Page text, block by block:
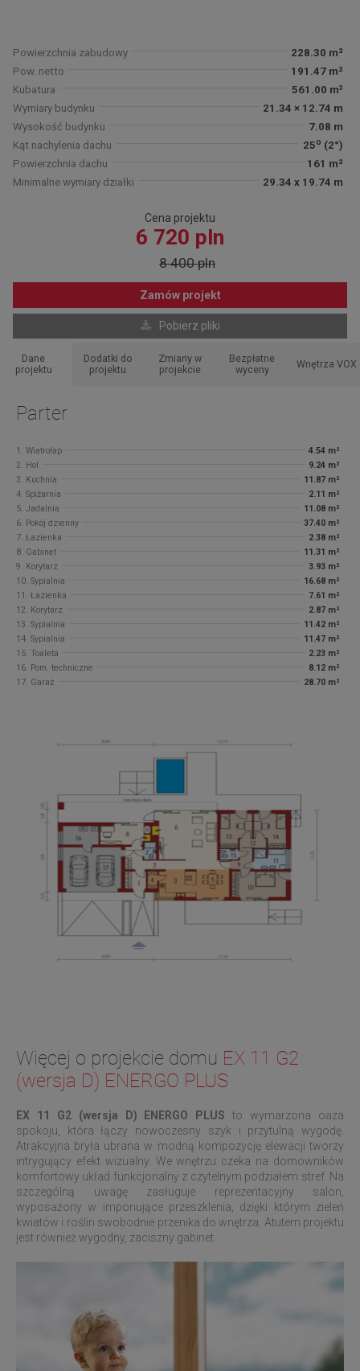
Powierzchnia zabudowy
228.30 m²
Pow. netto
191.47 m²
Kubatura
561.00 m³
Wymiary budynku
21.34 × 12.74 m
Wysokość budynku
7.08 m
Kąt nachylenia dachu
25o (2°)
Powierzchnia dachu
161 m²
Minimalne wymiary działki
29.34 x 19.74 m
Cena projektu
6 720 pln
8 400 pln
Zamów projekt
Pobierz pliki
Dane
projektu
Dodatki do
projektu
Zmiany w
projekcie
Bezpłatne
wyceny
Wnętrza VOX
Parter
1. Wiatrołap
4.54 m²
2. Hol
9.24 m²
3. Kuchnia
11.87 m²
4. Spiżarnia
2.11 m²
5. Jadalnia
11.08 m²
6. Pokój dzienny
37.40 m²
7. Łazienka
2.38 m²
8. Gabinet
11.31 m²
9. Korytarz
3.93 m²
10. Sypialnia
16.68 m²
11. Łazienka
7.61 m²
12. Korytarz
2.87 m²
13. Sypialnia
11.42 m²
14. Sypialnia
11.47 m²
15. Toaleta
2.23 m²
16. Pom. techniczne
8.12 m²
17. Garaż
28.70 m²
Więcej o projekcie domu EX 11 G2
(wersja D) ENERGO PLUS
EX 11 G2 (wersja D) ENERGO PLUS to wymarzona oaza
spokoju, która łączy nowoczesny szyk i przytulną wygodę.
Atrakcyjna bryła ubrana w modną kompozycję elewacji tworzy
intrygujący efekt wizualny. We wnętrzu czeka na domowników
komfortowy układ funkcjonalny z czytelnym podziałem stref. Na
szczególną uwagę zasługuje reprezentacyjny salon,
wyposażony w imponujące przeszklenia, dzięki którym zieleń
kwiatów i roślin swobodnie przenika do wnętrza. Atutem projektu
jest również wygodny, zaciszny gabinet.